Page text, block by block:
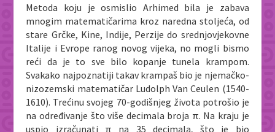
Metoda koju je osmislio Arhimed bila je zabava
mnogim matematičarima kroz naredna stoljeća, od
stare Grčke, Kine, Indije, Perzije do srednjovjekovne
Italije i Evrope ranog novog vijeka, no mogli bismo
reći da je to sve bilo kopanje tunela krampom.
Svakako najpoznatiji takav krampaš bio je njemačko-
nizozemski matematičar Ludolph Van Ceulen (1540-
1610). Trećinu svojeg 70-godišnjeg života potrošio je
na određivanje što više decimala broja π. Na kraju je
uspio izračunati π na 35 decimala, što je bio